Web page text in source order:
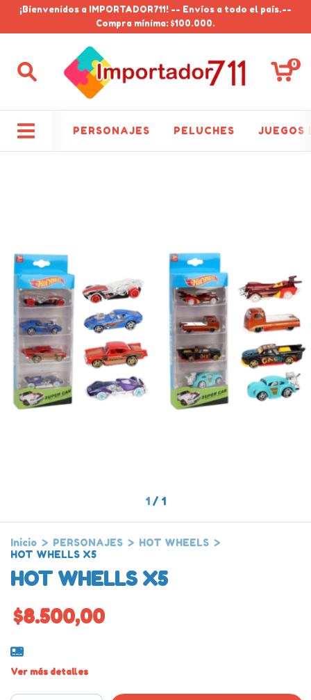
¡Bienvenidos a IMPORTADOR711! -- Envíos a todo el país.--
Compra mínima: $100.000.
0
PERSONAJES PELUCHES JUEGOS
1 / 1
Inicio > PERSONAJES > HOT WHEELS >
HOT WHELLS X5
HOT WHELLS X5
$8.500,00
Ver más detalles